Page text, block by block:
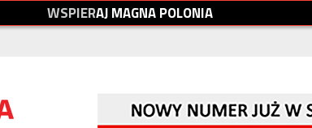
WSPIERAJMAGNAPOLONIA